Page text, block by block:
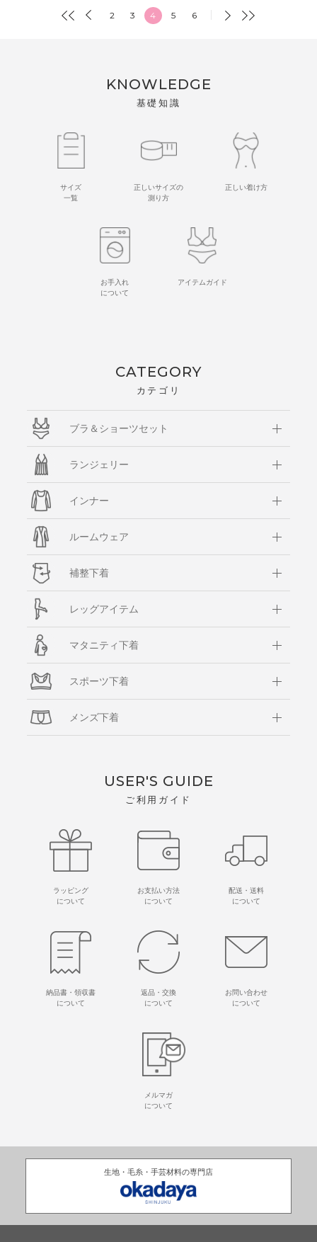
2 3 4 5 6
KNOWLEDGE
基礎知識
サイズ
一覧
正しいサイズの
測り方
正しい着け方
お手入れ
について
アイテムガイド
CATEGORY
カテゴリ
ブラ＆ショーツセット
ランジェリー
インナー
ルームウェア
補整下着
レッグアイテム
マタニティ下着
スポーツ下着
メンズ下着
USER'S GUIDE
ご利用ガイド
ラッピング
について
お支払い方法
について
配送・送料
について
納品書・領収書
について
返品・交換
について
お問い合わせ
について
メルマガ
について
生地・毛糸・手芸材料の専門店